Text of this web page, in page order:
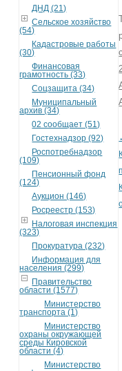
ДНД (21)
Сельское хозяйство
(54)
Кадастровые работы
(30)
Финансовая
грамотность (33)
Соцзащита (34)
Муниципальный
архив (34)
02 сообщает (51)
Гостехнадзор (92)
Роспотребнадзор
(109)
Пенсионный фонд
(124)
Аукцион (146)
Росреестр (153)
Налоговая инспекция
(323)
Прокуратура (232)
Информация для
населения (299)
Правительство
области (1577)
Министерство
транспорта (1)
Министерство
охраны окружающей
среды Кировской
области (4)
Министерство